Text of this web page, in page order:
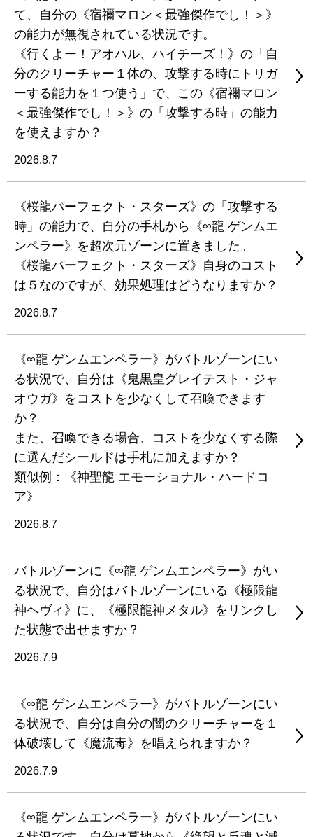
て、自分の《宿禰マロン＜最強傑作でし！＞》
の能力が無視されている状況です。
《行くよー！アオハル、ハイチーズ！》の「自
分のクリーチャー１体の、攻撃する時にトリガ
ーする能力を１つ使う」で、この《宿禰マロン
＜最強傑作でし！＞》の「攻撃する時」の能力
を使えますか？
2026.8.7
《桜龍パーフェクト・スターズ》の「攻撃する
時」の能力で、自分の手札から《∞龍 ゲンムエ
ンペラー》を超次元ゾーンに置きました。
《桜龍パーフェクト・スターズ》自身のコスト
は５なのですが、効果処理はどうなりますか？
2026.8.7
《∞龍 ゲンムエンペラー》がバトルゾーンにい
る状況で、自分は《鬼黒皇グレイテスト・ジャ
オウガ》をコストを少なくして召喚できます
か？
また、召喚できる場合、コストを少なくする際
に選んだシールドは手札に加えますか？
類似例：《神聖龍 エモーショナル・ハードコ
ア》
2026.8.7
バトルゾーンに《∞龍 ゲンムエンペラー》がい
る状況で、自分はバトルゾーンにいる《極限龍
神ヘヴィ》に、《極限龍神メタル》をリンクし
た状態で出せますか？
2026.7.9
《∞龍 ゲンムエンペラー》がバトルゾーンにい
る状況で、自分は自分の闇のクリーチャーを１
体破壊して《魔流毒》を唱えられますか？
2026.7.9
《∞龍 ゲンムエンペラー》がバトルゾーンにい